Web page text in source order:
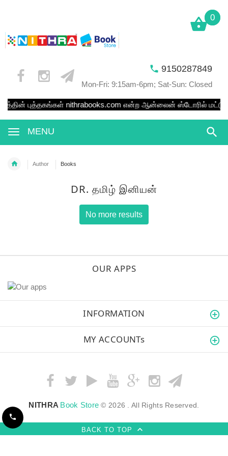
0
9150287849
Mon-Fri: 9:15am-6pm; Sat-Sun: Closed
புத்தகங்கள்nithrabooks.comஎன்ற ஆன்லைன் ஸ்டோரில் மட்டுமே
MENU
0
Author Books
DR. தமிழ் இனியன்
No more results
OUR APPS
INFORMATION
MY ACCOUNTs
NITHRA Book Store © 2026 . All Rights Reserved.
BACK TO TOP